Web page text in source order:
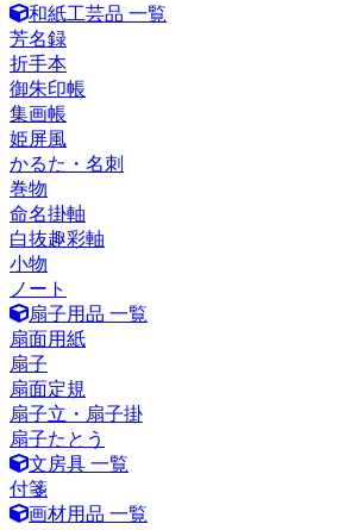
和紙工芸品 一覧
芳名録
折手本
御朱印帳
集画帳
姫屏風
かるた・名刺
巻物
命名掛軸
白抜趣彩軸
小物
ノート
扇子用品 一覧
扇面用紙
扇子
扇面定規
扇子立・扇子掛
扇子たとう
文房具 一覧
付箋
画材用品 一覧